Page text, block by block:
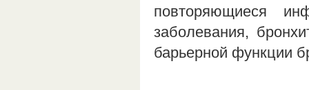
повторяющиеся
заболевания,
барьерной функции